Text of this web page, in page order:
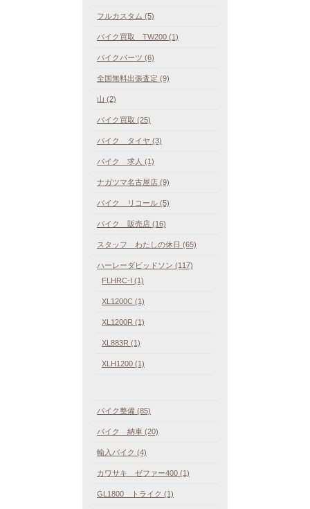
フルカスタム (5)
バイク買取 TW200 (1)
バイクパーツ (6)
全国無料出張査定 (9)
山 (2)
バイク買取 (25)
バイク タイヤ (3)
バイク 求人 (1)
ナガツマ名古屋店 (9)
バイク リコール (5)
バイク 販売店 (16)
スタッフ わたしの休日 (65)
ハーレーダビッドソン (117)
FLHRC-I (1)
XL1200C (1)
XL1200R (1)
XL883R (1)
XLH1200 (1)
バイク整備 (85)
バイク 納車 (20)
輸入バイク (4)
カワサキ ゼファー400 (1)
GL1800 トライク (1)